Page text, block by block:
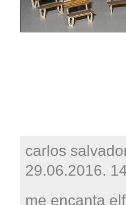
carlos
29.06.2016.
me encanta